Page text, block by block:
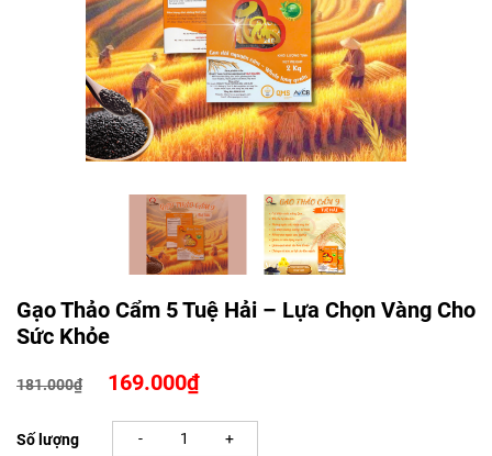
Gạo Thảo Cẩm 5 Tuệ Hải – Lựa Chọn Vàng Cho
Sức Khỏe
181.000₫
Giá
là:
181.000₫.
169.000₫Giá
tại
Số lượng